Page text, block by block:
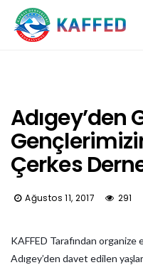
Adıgey’den
Çerkes
Ağustos 11, 2017 291
KAFFED Tarafından organize
Adıgey’den davet edilen